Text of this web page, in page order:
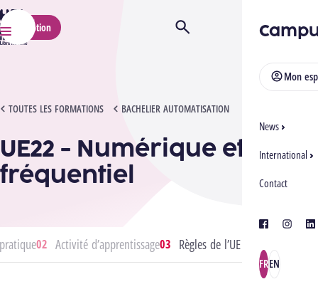
HELMo
Menu
Mon
News
International
Contact
facebook
FREN
Inscription Ouvrir/Fermer la recherche
TOUTES LES FORMATIONS BACHELIER AUTOMATISATION
UE22 - NUMÉRIQUE ET FRÉQUENTIEL
UE22 - Numérique et
fréquentiel
Activité d’apprentissage Règles de l’UE